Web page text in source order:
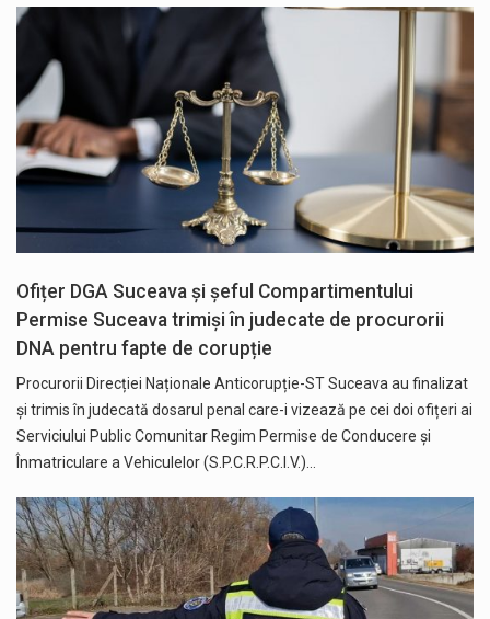
Ofițer DGA Suceava și șeful Compartimentului
Permise Suceava trimiși în judecate de procurorii
DNA pentru fapte de corupție
Procurorii Direcției Naționale Anticorupție-ST Suceava au finalizat
și trimis în judecată dosarul penal care-i vizează pe cei doi ofițeri ai
Serviciului Public Comunitar Regim Permise de Conducere și
Înmatriculare a Vehiculelor (S.P.C.R.P.C.I.V.)…